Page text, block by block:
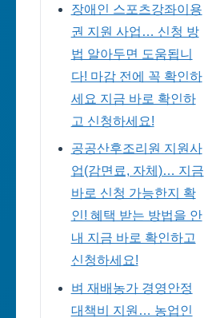
장애인 스포츠강좌이용
권 지원 사업… 신청 방
법 알아두면 도움됩니
다! 마감 전에 꼭 확인하
세요 지금 바로 확인하
고 신청하세요!
공공산후조리원 지원사
업(감면료, 자체)… 지금
바로 신청 가능한지 확
인! 혜택 받는 방법을 안
내 지금 바로 확인하고
신청하세요!
벼 재배농가 경영안정
대책비 지원… 농업인